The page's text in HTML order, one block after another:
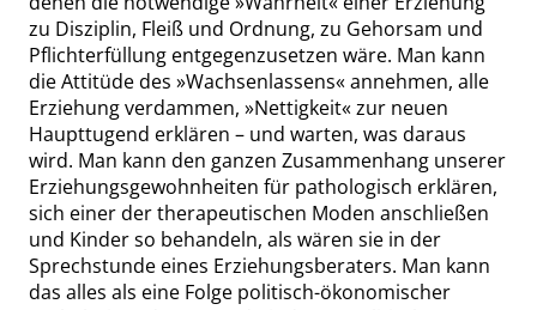
zu Disziplin, Fleiß und Ordnung, zu Gehorsam und
Pflichterfüllung entgegenzusetzen wäre. Man kann
die Attitüde des »Wachsenlassens«annehmen, alle
Erziehung verdammen, »Nettigkeit«zur neuen
Haupttugend erklären – und warten, was daraus
wird. Man kann den ganzen Zusammenhang unserer
Erziehungsgewohnheiten für pathologisch erklären,
sich einer der therapeutischen Moden anschließen
und Kinder so behandeln, als wären sie in der
Sprechstunde eines Erziehungsberaters. Man kann
das alles als eine Folge politisch-ökonomischer